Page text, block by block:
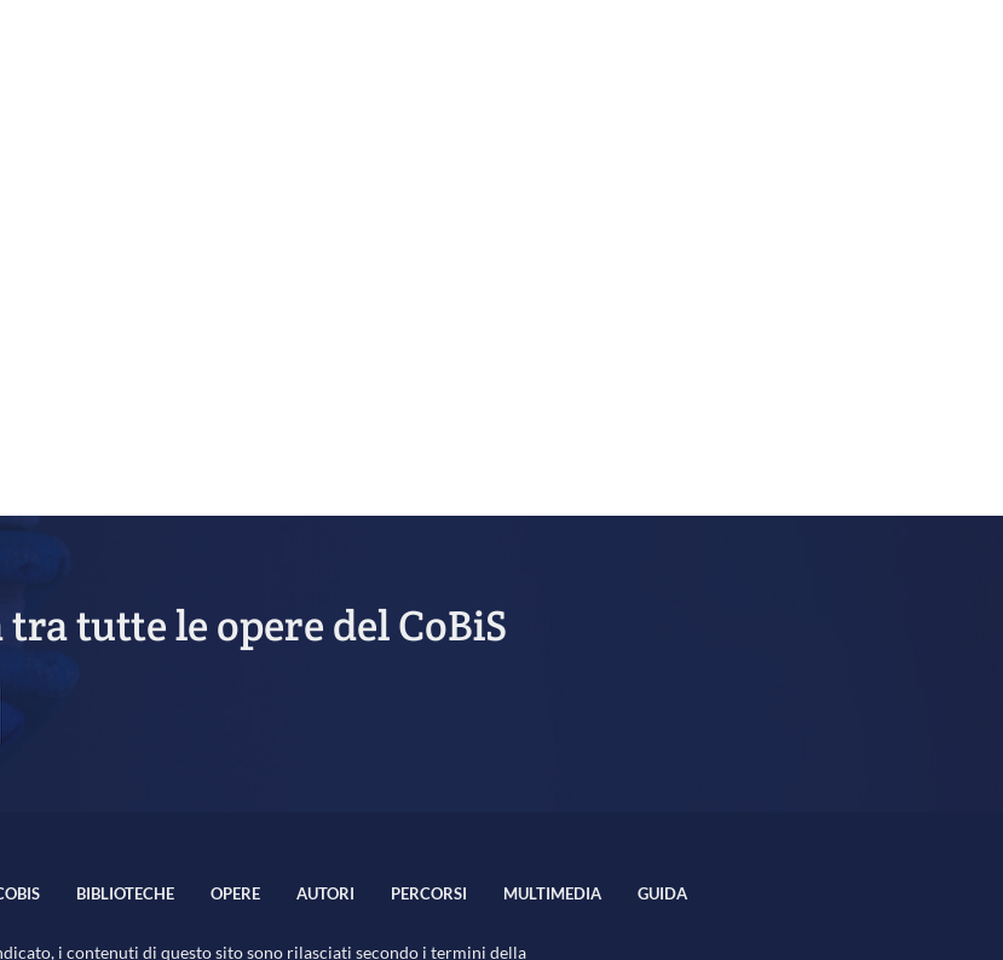
tra tutte le opere del CoBiS
BIBLIOTECHE OPERE AUTORI PERCORSI MULTIMEDIA GUIDA
i contenuti di questo sito sono rilasciati secondo i termini della